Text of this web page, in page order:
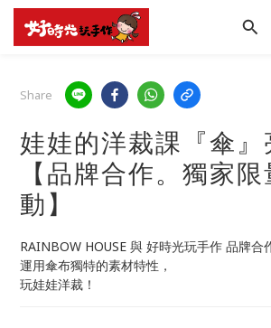
Share
娃娃的洋裁課『傘』
【品牌合作。獨家
動】
RAINBOW HOUSE 與 好時光玩手作 品牌合
運用傘布獨特的素材特性，
玩娃娃洋裁！